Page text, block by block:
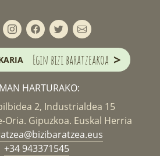
Egin bizi baratzeakoa >
HARTURAKO:
2, Industrialdea 15
Oria. Gipuzkoa. Euskal Herria
+34 943371545